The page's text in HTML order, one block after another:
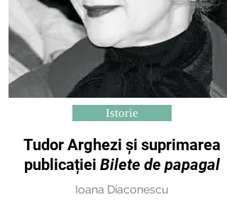
Istorie
Tudor Arghezi și suprimarea
publicației Bilete de papagal
Ioana Diaconescu